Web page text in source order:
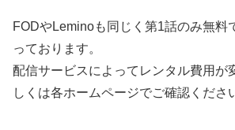
FODやLeminoも同じく第1話のみ無料
っております。
配信サービスによってレンタル費用が
しくは各ホームページでご確認くださ